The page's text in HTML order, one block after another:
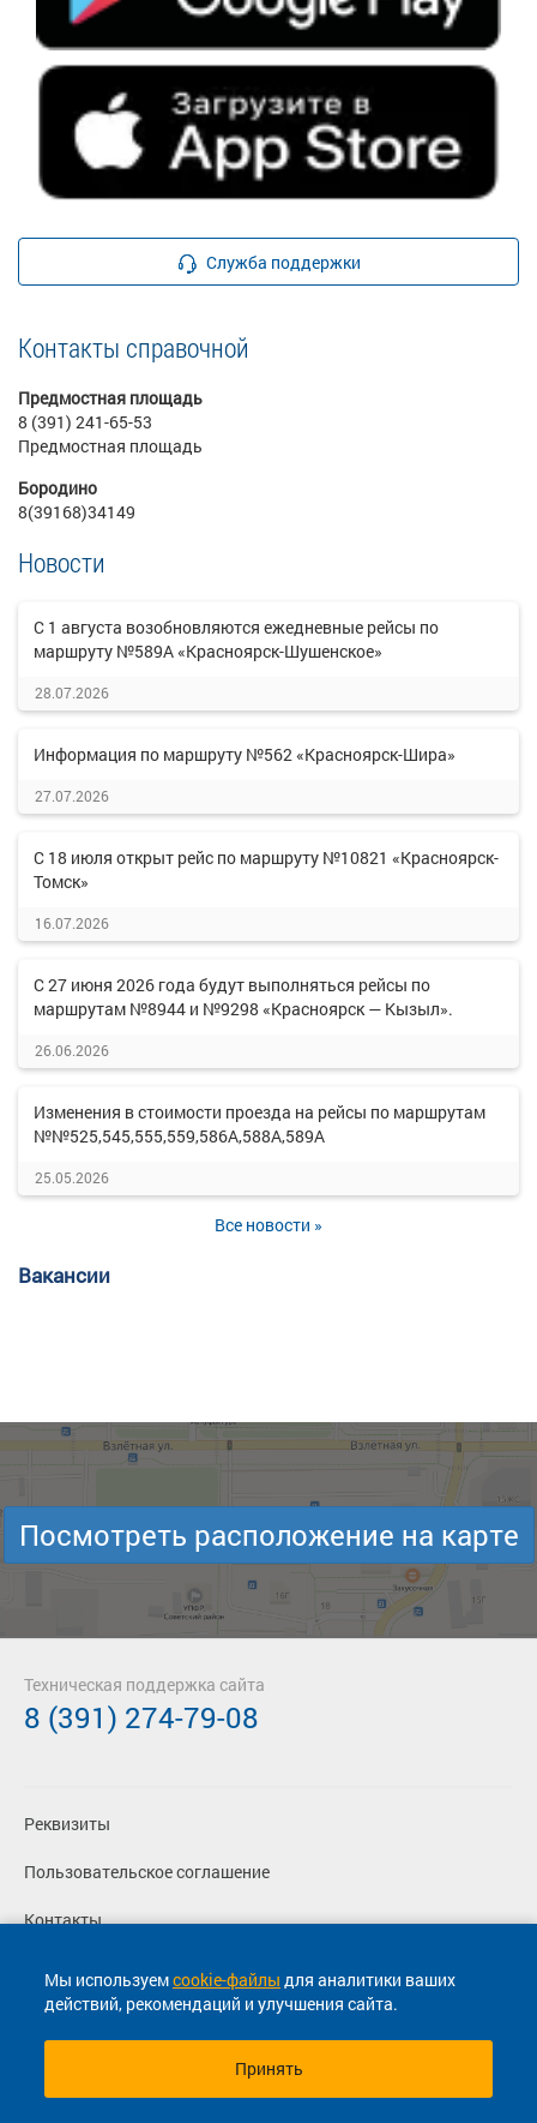
Служба поддержки
Контакты справочной
Предмостная площадь
8 (391) 241-65-53
Предмостная площадь
Бородино
8(39168)34149
Новости
С 1 августа возобновляются ежедневные рейсы по
маршруту №589А «Красноярск-Шушенское»
28.07.2026
Информация по маршруту №562 «Красноярск-Шира»
27.07.2026
С 18 июля открыт рейс по маршруту №10821 «Красноярск-
Томск»
16.07.2026
С 27 июня 2026 года будут выполняться рейсы по
маршрутам №8944 и №9298 «Красноярск — Кызыл».
26.06.2026
Изменения в стоимости проезда на рейсы по маршрутам
№№525,545,555,559,586А,588А,589А
25.05.2026
Все новости »
Вакансии
Мы используемcookie-файлы для аналитики ваших
действий, рекомендаций и улучшения сайта.
Принять
Посмотреть расположение на карте
Реквизиты
Пользовательское соглашение
Контакты
Политика конфиденциальности
Перевозчикам
Техническая поддержка сайта
8 (391) 274-79-08
© 2013-2026, ООО "Капитал"- Онлайн сервис продажи